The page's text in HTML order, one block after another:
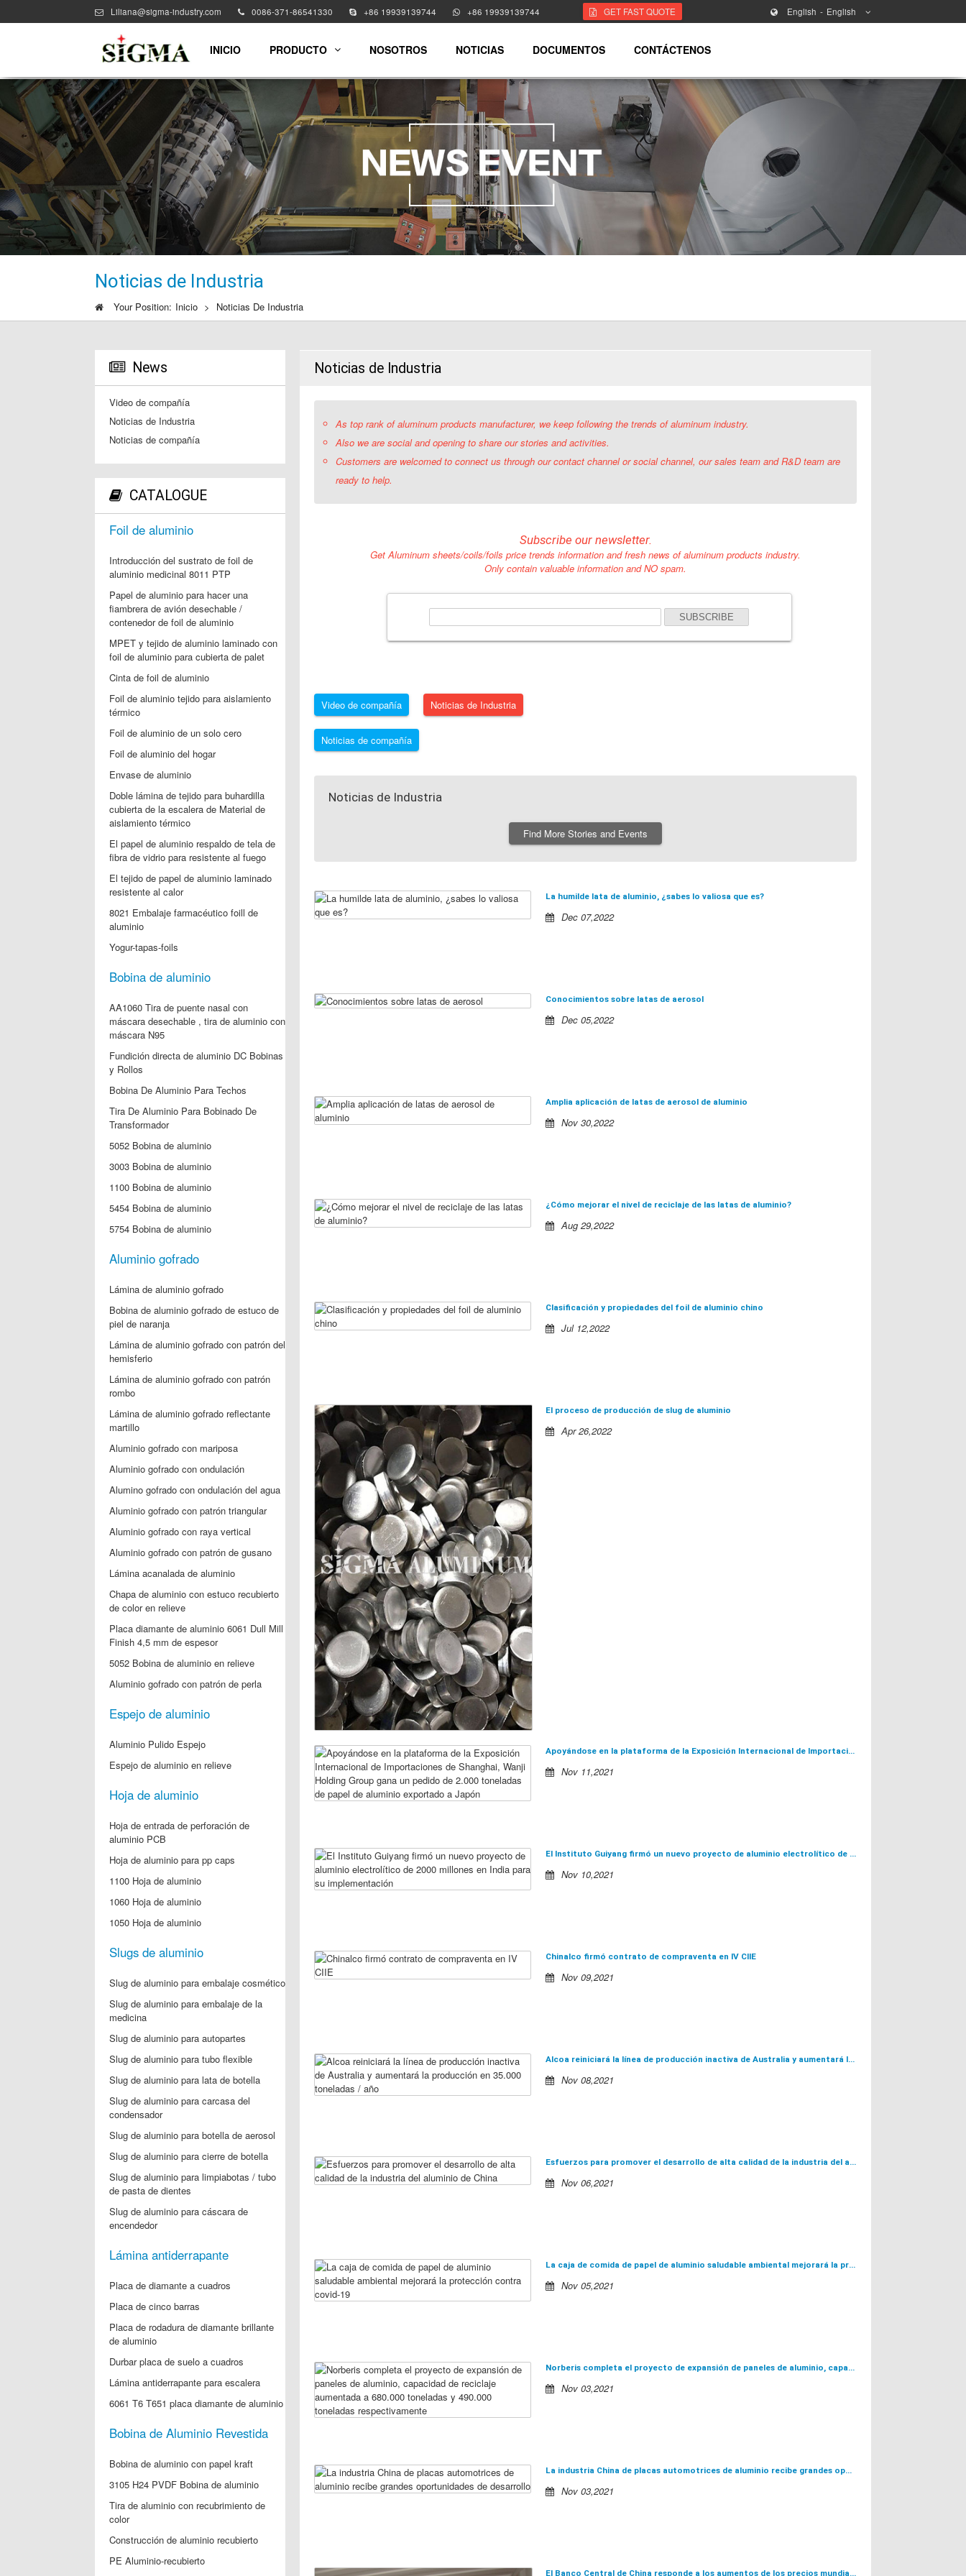
Liliana@sigma-industry.com 0086-371-86541330 +86 19939139744 +86 19939139744 GET FAST QUOTE English English
INICIO PRODUCTO NOSOTROS NOTICIAS DOCUMENTOS CONTÁCTENOS
Noticias de Industria
Your Position: Inicio > Noticias De Industria
News
Video de compañía
Noticias de Industria
Noticias de compañía
CATALOGUE
Foil de aluminio
Introducción del sustrato de foil de
aluminio medicinal 8011 PTP
Papel de aluminio para hacer una
fiambrera de avión desechable /
contenedor de foil de aluminio
MPET y tejido de aluminio laminado con
foil de aluminio para cubierta de palet
Cinta de foil de aluminio
Foil de aluminio tejido para aislamiento
térmico
Foil de aluminio de un solo cero
Foil de aluminio del hogar
Envase de aluminio
Doble lámina de tejido para buhardilla
cubierta de la escalera de Material de
aislamiento térmico
El papel de aluminio respaldo de tela de
fibra de vidrio para resistente al fuego
El tejido de papel de aluminio laminado
resistente al calor
8021 Embalaje farmacéutico foill de
aluminio
Yogur-tapas-foils
Bobina de aluminio
AA1060 Tira de puente nasal con
máscara desechable , tira de aluminio con
máscara N95
Fundición directa de aluminio DC Bobinas
y Rollos
Bobina De Aluminio Para Techos
Tira De Aluminio Para Bobinado De
Transformador
5052 Bobina de aluminio
3003 Bobina de aluminio
1100 Bobina de aluminio
5454 Bobina de aluminio
5754 Bobina de aluminio
Aluminio gofrado
Lámina de aluminio gofrado
Bobina de aluminio gofrado de estuco de
piel de naranja
Lámina de aluminio gofrado con patrón del
hemisferio
Lámina de aluminio gofrado con patrón
rombo
Lámina de aluminio gofrado reflectante
martillo
Aluminio gofrado con mariposa
Aluminio gofrado con ondulación
Alumino gofrado con ondulación del agua
Aluminio gofrado con patrón triangular
Aluminio gofrado con raya vertical
Aluminio gofrado con patrón de gusano
Lámina acanalada de aluminio
Chapa de aluminio con estuco recubierto
de color en relieve
Placa diamante de aluminio 6061 Dull Mill
Finish 4,5 mm de espesor
5052 Bobina de aluminio en relieve
Aluminio gofrado con patrón de perla
Espejo de aluminio
Aluminio Pulido Espejo
Espejo de aluminio en relieve
Hoja de aluminio
Hoja de entrada de perforación de
aluminio PCB
Hoja de aluminio para pp caps
1100 Hoja de aluminio
1060 Hoja de aluminio
1050 Hoja de aluminio
Slugs de aluminio
Slug de aluminio para embalaje cosmético
Slug de aluminio para embalaje de la
medicina
Slug de aluminio para autopartes
Slug de aluminio para tubo flexible
Slug de aluminio para lata de botella
Slug de aluminio para carcasa del
condensador
Slug de aluminio para botella de aerosol
Slug de aluminio para cierre de botella
Slug de aluminio para limpiabotas / tubo
de pasta de dientes
Slug de aluminio para cáscara de
encendedor
Lámina antiderrapante
Placa de diamante a cuadros
Placa de cinco barras
Placa de rodadura de diamante brillante
de aluminio
Durbar placa de suelo a cuadros
Lámina antiderrapante para escalera
6061 T6 T651 placa diamante de aluminio
Bobina de Aluminio Revestida
Bobina de aluminio con papel kraft
3105 H24 PVDF Bobina de aluminio
Tira de aluminio con recubrimiento de
color
Construcción de aluminio recubierto
PE Aluminio-recubierto
Noticias de Industria
As top rank of aluminum products manufacturer, we keep following the trends of aluminum industry.
Also we are social and opening to share our stories and activities.
Customers are welcomed to connect us through our contact channel or social channel, our sales team and R&D team are
ready to help.
Subscribe our newsletter.
Get Aluminum sheets/coils/foils price trends information and fresh news of aluminum products industry.
Only contain valuable information and NO spam.
Video de compañía Noticias de Industria
Noticias de compañía
Noticias de Industria
Find More Stories and Events
La humilde lata de aluminio, ¿sabes lo valiosa que es?
Dec 07,2022
Conocimientos sobre latas de aerosol
Dec 05,2022
Amplia aplicación de latas de aerosol de aluminio
Nov 30,2022
¿Cómo mejorar el nivel de reciclaje de las latas de aluminio?
Aug 29,2022
Clasificación y propiedades del foil de aluminio chino
Jul 12,2022
El proceso de producción de slug de aluminio
Apr 26,2022
Apoyándose en la plataforma de la Exposición Internacional de Importaciones de Shanghai, Wanji Holding Group gana un pedido de 2.000 toneladas de papel de aluminio exportado a Japón
Nov 11,2021
El Instituto Guiyang firmó un nuevo proyecto de aluminio electrolítico de 2000 millones en India para su implementación
Nov 10,2021
Chinalco firmó contrato de compraventa en IV CIIE
Nov 09,2021
Alcoa reiniciará la línea de producción inactiva de Australia y aumentará la producción en 35.000 toneladas / año
Nov 08,2021
Esfuerzos para promover el desarrollo de alta calidad de la industria del aluminio de China
Nov 06,2021
La caja de comida de papel de aluminio saludable ambiental mejorará la protección contra covid-19
Nov 05,2021
Norberis completa el proyecto de expansión de paneles de aluminio, capacidad de reciclaje aumentada a 680.000 toneladas y 490.000 toneladas respectivamente
Nov 03,2021
La industria China de placas automotrices de aluminio recibe grandes oportunidades de desarrollo
Nov 03,2021
El Banco Central de China responde a los aumentos de los precios mundiales de las materias primas: hay tres factores impulsores principales